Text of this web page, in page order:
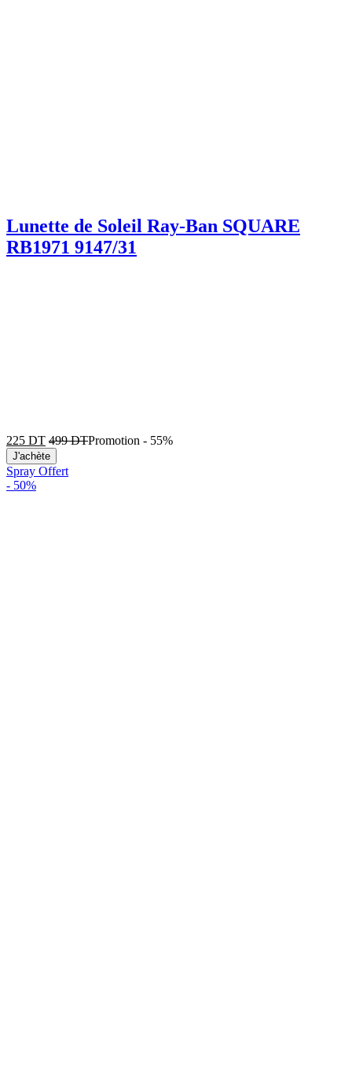
Lunette de Soleil Ray-Ban SQUARE
RB1971 9147/31
225 DT 499DTPromotion - 55%
J'achète
Spray Offert
- 50%